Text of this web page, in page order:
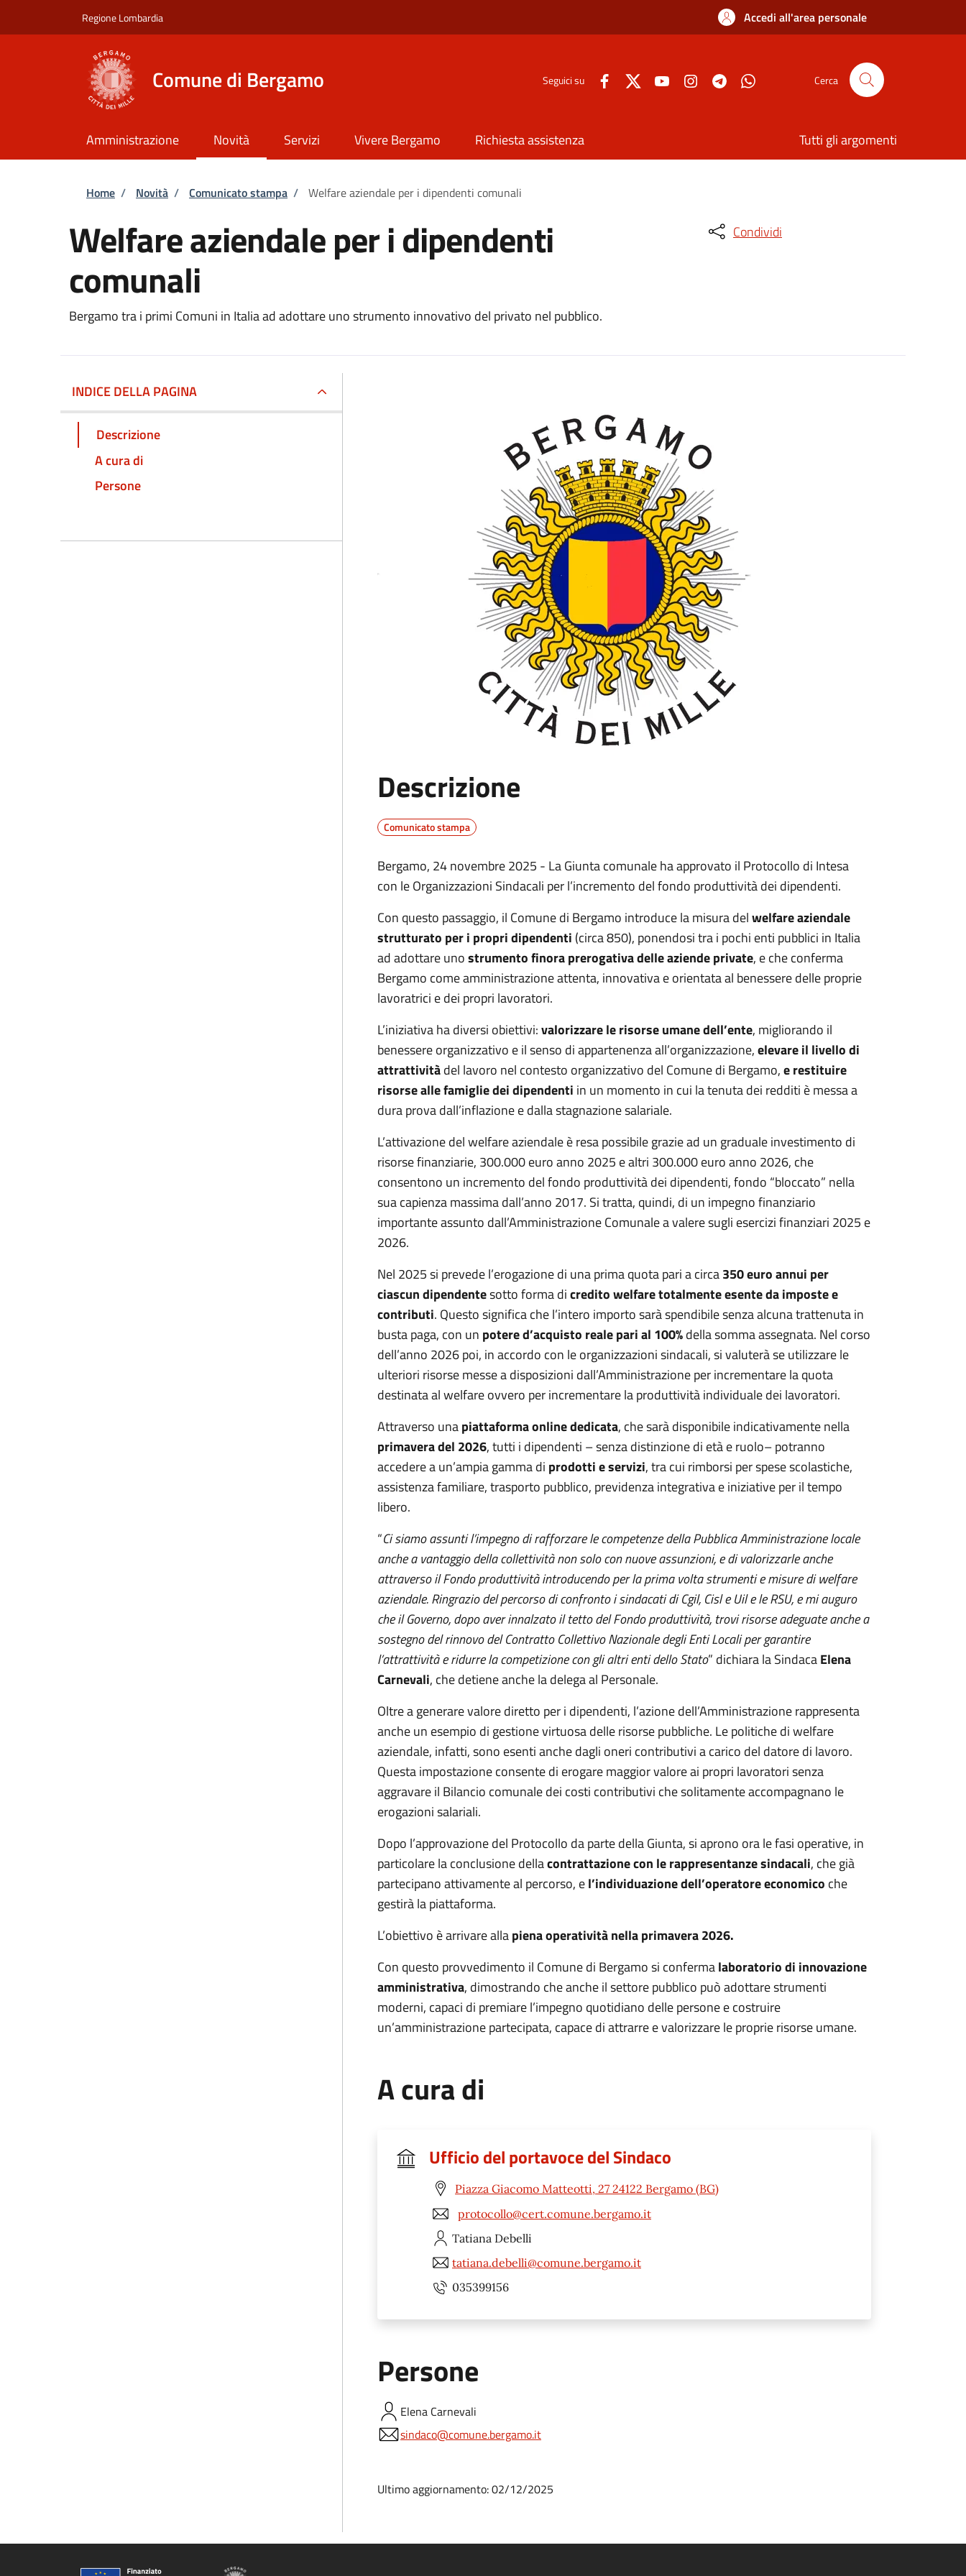
Regione Lombardia Accedi all'area personale
Comune di Bergamo Seguici su Cerca
Amministrazione Novità Servizi Vivere Bergamo Richiesta assistenza Tutti gli argomenti
Briciole di pane
Home / Novità / Comunicato stampa / Welfare aziendale per i dipendenti comunali
Welfare aziendale per i dipendenti
comunali
Bergamo tra i primi Comuni in Italia ad adottare uno strumento innovativo del privato nel pubblico.
Condividi
INDICE DELLA PAGINA
Descrizione
A cura di
Persone
Descrizione
Comunicato stampa
Bergamo, 24 novembre 2025 - La Giunta comunale ha approvato il Protocollo di Intesa
con le Organizzazioni Sindacali per l’incremento del fondo produttività dei dipendenti.
Con questo passaggio, il Comune di Bergamo introduce la misura delwelfare aziendale
strutturato per i propri dipendenti (circa 850), ponendosi tra i pochi enti pubblici in Italia
ad adottare unostrumento finora prerogativa delle aziende private, e che conferma
Bergamo come amministrazione attenta, innovativa e orientata al benessere delle proprie
lavoratrici e dei propri lavoratori.
L’iniziativa ha diversi obiettivi:valorizzare le risorse umane dell’ente, migliorando il
benessere organizzativo e il senso di appartenenza all’organizzazione,elevare il livello di
attrattivitàdel lavoro nel contesto organizzativo del Comune di Bergamo,e restituire
risorse alle famiglie dei dipendenti in un momento in cui la tenuta dei redditi è messa a
dura prova dall’inflazione e dalla stagnazione salariale.
L’attivazione del welfare aziendale è resa possibile grazie ad un graduale investimento di
risorse finanziarie, 300.000 euro anno 2025 e altri 300.000 euro anno 2026, che
consentono un incremento del fondo produttività dei dipendenti, fondo “bloccato” nella
sua capienza massima dall’anno 2017. Si tratta, quindi, di un impegno finanziario
importante assunto dall’Amministrazione Comunale a valere sugli esercizi finanziari 2025 e
2026.
Nel 2025 si prevede l’erogazione di una prima quota pari a circa350 euro annui per
ciascun dipendentesotto forma dicredito welfare totalmente esente da imposte e
contributi. Questo significa che l’intero importo sarà spendibile senza alcuna trattenuta in
busta paga, con un potere d’acquisto reale pari al 100%della somma assegnata. Nel corso
dell’anno 2026 poi, in accordo con le organizzazioni sindacali, si valuterà se utilizzare le
ulteriori risorse messe a disposizioni dall’Amministrazione per incrementare la quota
destinata al welfare ovvero per incrementare la produttività individuale dei lavoratori.
Attraverso unapiattaforma online dedicata, che sarà disponibile indicativamente nella
primavera del 2026, tutti i dipendenti – senza distinzione di età e ruolo– potranno
accedere a un’ampia gamma di prodotti e servizi, tra cui rimborsi per spese scolastiche,
assistenza familiare, trasporto pubblico, previdenza integrativa e iniziative per il tempo
libero.
“Ci siamo assunti l’impegno di rafforzare le competenze della Pubblica Amministrazione locale
anche a vantaggio della collettività non solo con nuove assunzioni, e di valorizzarle anche
attraverso il Fondo produttività introducendo per la prima volta strumenti e misure di welfare
aziendale. Ringrazio del percorso di confronto i sindacati di Cgil, Cisl e Uil e le RSU, e mi auguro
che il Governo, dopo aver innalzato il tetto del Fondo produttività, trovi risorse adeguate anche a
sostegno del rinnovo del Contratto Collettivo Nazionale degli Enti Locali per garantire
l’attrattività e ridurre la competizione con gli altri enti dello Stato” dichiara la SindacaElena
Carnevali, che detiene anche la delega al Personale.
Oltre a generare valore diretto per i dipendenti, l’azione dell’Amministrazione rappresenta
anche un esempio di gestione virtuosa delle risorse pubbliche. Le politiche di welfare
aziendale, infatti, sono esenti anche dagli oneri contributivi a carico del datore di lavoro.
Questa impostazione consente di erogare maggior valore ai propri lavoratori senza
aggravare il Bilancio comunale dei costi contributivi che solitamente accompagnano le
erogazioni salariali.
Dopo l’approvazione del Protocollo da parte della Giunta, si aprono ora le fasi operative, in
particolare la conclusione dellacontrattazione con le rappresentanze sindacali, che già
partecipano attivamente al percorso, el’individuazione dell’operatore economico che
gestirà la piattaforma.
L’obiettivo è arrivare allapiena operatività nella primavera 2026.
Con questo provvedimento il Comune di Bergamo si confermalaboratorio di innovazione
amministrativa, dimostrando che anche il settore pubblico può adottare strumenti
moderni, capaci di premiare l’impegno quotidiano delle persone e costruire
un’amministrazione partecipata, capace di attrarre e valorizzare le proprie risorse umane.
A cura di
Ufficio del portavoce del Sindaco
Piazza Giacomo Matteotti, 27 24122 Bergamo (BG)
protocollo@cert.comune.bergamo.it
Tatiana Debelli
tatiana.debelli@comune.bergamo.it
035399156
Persone
Elena Carnevali
sindaco@comune.bergamo.it
Ultimo aggiornamento: 02/12/2025